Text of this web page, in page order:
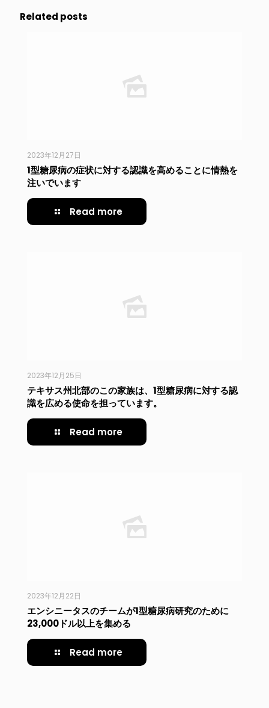
Related posts
2023年12月27日
1型糖尿病の症状に対する認識を高めることに情熱を
注いでいます
Read more
2023年12月25日
テキサス州北部のこの家族は、1型糖尿病に対する認
識を広める使命を担っています。
Read more
2023年12月22日
エンシニータスのチームが1型糖尿病研究のために
23,000ドル以上を集める
Read more